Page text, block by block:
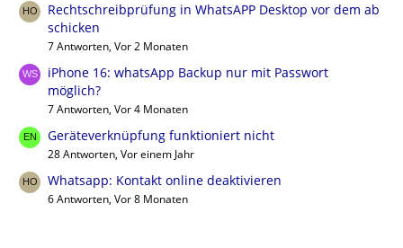
Rechtschreibprüfung in WhatsAPP Desktop vor dem ab
schicken
7 Antworten, Vor 2 Monaten
iPhone 16: whatsApp Backup nur mit Passwort
möglich?
7 Antworten, Vor 4 Monaten
Geräteverknüpfung funktioniert nicht
28 Antworten, Vor einem Jahr
Whatsapp: Kontakt online deaktivieren
6 Antworten, Vor 8 Monaten